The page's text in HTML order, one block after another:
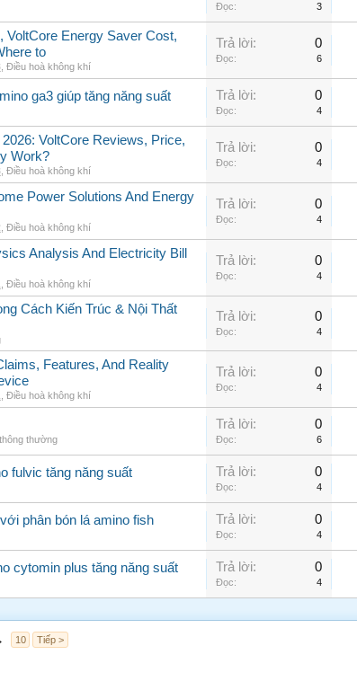
Đọc: 3
VoltCore Energy Saver Cost,
to
Điều hoà không khí
Trả lời: 0
Đọc: 6
ga3 giúp tăng năng suất Trả lời: 0
Đọc: 4
VoltCore Reviews, Price,
Work?
Điều hoà không khí
Trả lời: 0
Đọc: 4
Power Solutions And Energy
Điều hoà không khí
Trả lời: 0
Đọc: 4
Analysis And Electricity Bill
Điều hoà không khí
Trả lời: 0
Đọc: 4
Cách Kiến Trúc & Nội Thất
Trả lời: 0
Đọc: 4
Features, And Reality
Điều hoà không khí
Trả lời: 0
Đọc: 4
thường
Trả lời: 0
Đọc: 6
fulvic tăng năng suất Trả lời: 0
Đọc: 4
phân bón lá amino fish Trả lời: 0
Đọc: 4
cytomin plus tăng năng suất Trả lời: 0
Đọc: 4
10 Tiếp >